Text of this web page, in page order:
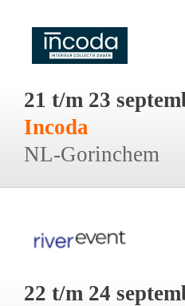
21 t/m 23
Incoda
NL-Gorinchem
22 t/m 24